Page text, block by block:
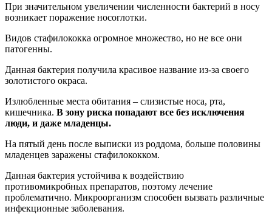
При значительном увеличении численности бактерий в носу
возникает поражение носоглотки.
Видов стафилококка огромное множество, но не все они
патогенны.
Данная бактерия получила красивое название из-за своего
золотистого окраса.
Излюбленные места обитания – слизистые носа, рта,
кишечника. В зону риска попадают все без исключения
люди, и даже младенцы.
На пятый день после выписки из роддома, больше половины
младенцев заражены стафилококком.
Данная бактерия устойчива к воздействию
противомикробных препаратов, поэтому лечение
проблематично. Микроорганизм способен вызвать различные
инфекционные заболевания.